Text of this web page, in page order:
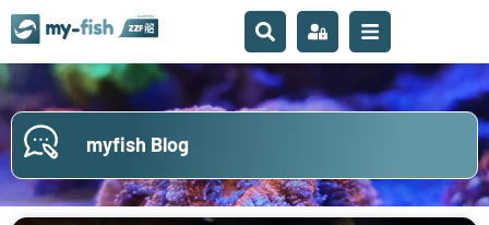
myfish Blog